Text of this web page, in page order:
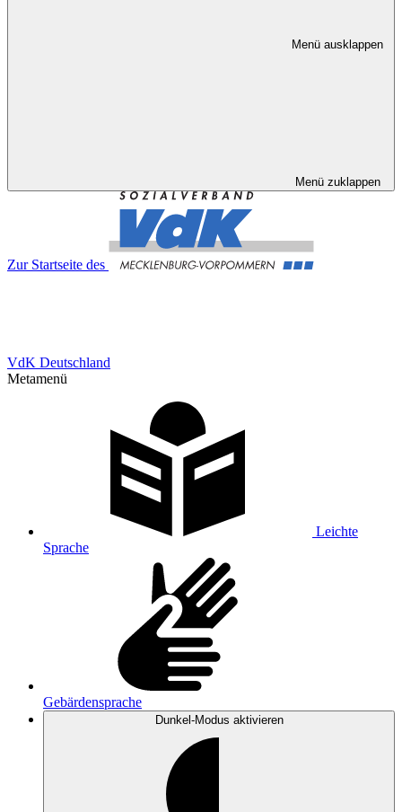
Menü ausklappen
Menü zuklappen
Zur Startseite des
VdK Deutschland
Metamenü
Leichte
Sprache
Gebärdensprache
Dunkel-Modus aktivieren